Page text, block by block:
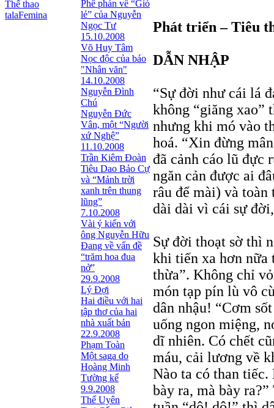
Thể thao
talaFemina
Phê phán về “Gió
lẻ” của Nguyễn
Ngọc Tư
15.10.2008
Võ Huy Tâm
Nọc độc của báo
"Nhân văn"
14.10.2008
Nguyễn Đình
Chú
Nguyễn Đức
Vân, một “Người
xứ Nghệ”
11.10.2008
Trần Kiêm Đoàn
Tiêu Dao Bảo Cự
và “Mảnh trời
xanh trên thung
lũng”
7.10.2008
Vài ý kiến với
ông Nguyễn Hữu
Đang về vấn đề
“trăm hoa đua
nở”
29.9.2008
Lý Đợi
Hai điều với hai
tập thơ của hai
nhà xuất bản
22.9.2008
Phạm Toàn
Một saga do
Hoàng Minh
Tường kể
9.9.2008
Thế Uyên
Phát triển – Tiêu
DẪN NHẬP
“Sự đời như cái lá
không “giăng xao”
nhưng khi mó vào
hoá. “Xin đừng
đã cảnh cáo lũ đực
ngăn cản được ai
râu để mài) và
dài dài vì cái sự
Sự đời thoạt sờ thì
khi tiến xa hơn
thừa”. Không chỉ
món tạp pín lù vô
dân nhậu! “Cơm
uống ngon miệng,
dĩ nhiên. Có chết
máu, cải lương về
Nào ta có than
bày ra, mà bày